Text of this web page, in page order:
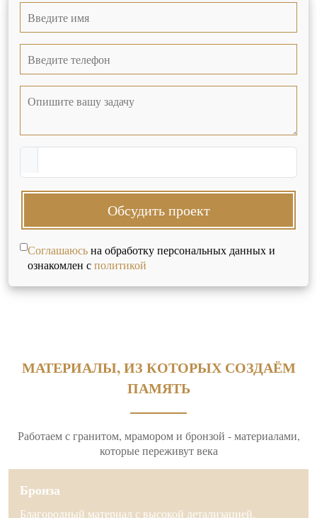
Обсудить проект
Соглашаюсьна обработку персональных данных и
ознакомлен сполитикой
МАТЕРИАЛЫ, ИЗ КОТОРЫХ СОЗДАЁМ
ПАМЯТЬ
Работаем с гранитом, мрамором и бронзой - материалами,
которые переживут века
Бронза
Благородный материал с высокой детализацией.